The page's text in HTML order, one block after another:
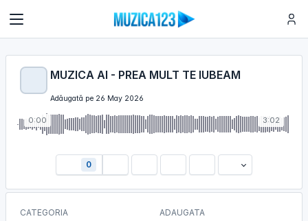
MUZICA AI - PREA MULT TE IUBEAM
Adăugată pe 26 May 2026
0:00 3:02
0
CATEGORIA ADAUGATA